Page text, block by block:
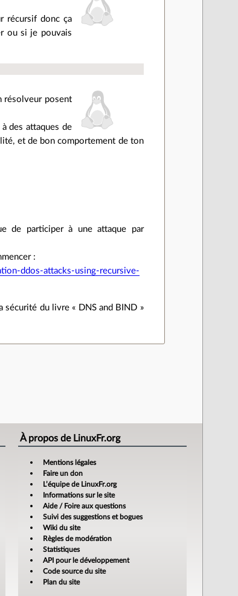
récursif donc ça
ou si je pouvais
résolveur posent
des attaques de
et de bon comportement de ton
de participer à une attaque par
:
ddos-attacks-using-recursive-
du livre « DNS and BIND »
À propos de LinuxFr.org
Mentions légales
Faire un don
L’équipe de LinuxFr.org
Informations sur le site
Aide / Foire aux questions
Suivi des suggestions et bogues
Wiki du site
Règles de modération
Statistiques
API pour le développement
Code source du site
Plan du site